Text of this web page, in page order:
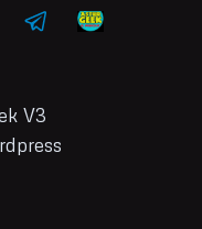
V3